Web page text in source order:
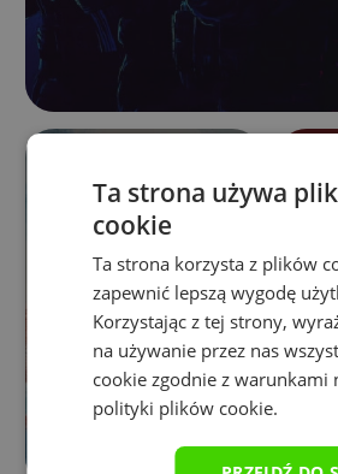
Natura
Ta strona używa
cookie
Ta strona korzysta z plików
zapewnić lepszą wygodę
Korzystając z tej strony,
na używanie przez nas
cookie zgodnie z warunkami
polityki plików cookie.